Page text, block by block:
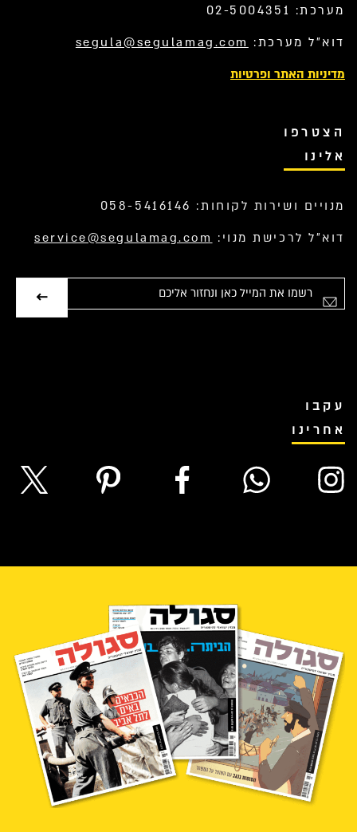
מערכת: 02-5004351
דוא”ל מערכת: segula@segulamag.com
מדיניות האתר ופרטיות
הצטרפו
אלינו
מנויים ושירות לקוחות: 058-5416146
דוא”ל לרכישת מנוי: service@segulamag.com
עקבו
אחרינו